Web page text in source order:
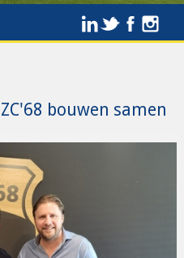
bouwen samen